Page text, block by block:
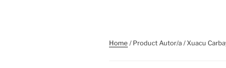
Home / Product Autor/a / Xuacu